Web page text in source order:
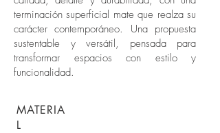
terminación superficial mate que realza su
carácter contemporáneo. Una propuesta
sustentable y versátil, pensada para
transformar espacios con estilo y
funcionalidad.
MATERIA
L